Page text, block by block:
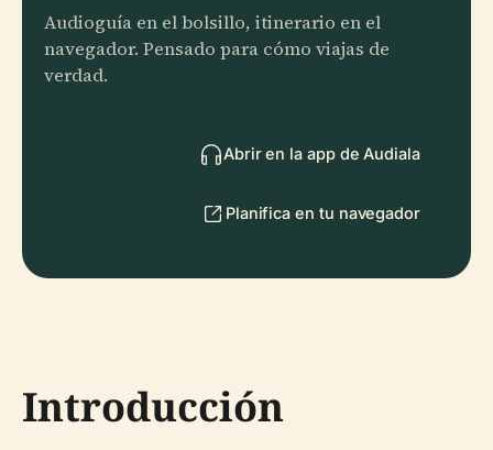
Audioguía en el bolsillo, itinerario en el
navegador. Pensado para cómo viajas de
verdad.
Abrir en la app de Audiala
Planifica en tu navegador
Introducción